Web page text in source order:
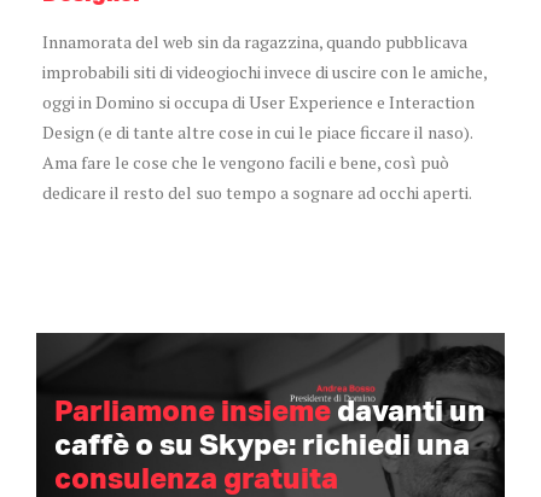
Innamorata del web sin da ragazzina, quando pubblicava
improbabili siti di videogiochi invece di uscire con le amiche,
oggi in Domino si occupa di User Experience e Interaction
Design (e di tante altre cose in cui le piace ficcare il naso).
Ama fare le cose che le vengono facili e bene, così può
dedicare il resto del suo tempo a sognare ad occhi aperti.
Parliamone insiemedavanti un
caffè o su Skype: richiedi una
consulenza gratuita